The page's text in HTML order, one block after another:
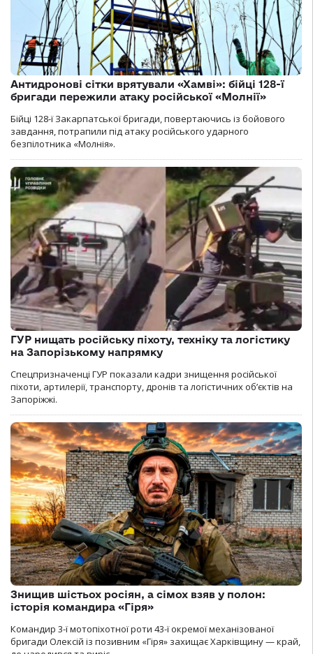
Антидронові сітки врятували «Хамві»: бійці 128-ї
бригади пережили атаку російської «Молнії»
Бійці 128-ї Закарпатської бригади, повертаючись із бойового
завдання, потрапили під атаку російського ударного
безпілотника «Молнія».
ГУР нищать російську піхоту, техніку та логістику
на Запорізькому напрямку
Спецпризначенці ГУР показали кадри знищення російської
піхоти, артилерії, транспорту, дронів та логістичних об’єктів на
Запоріжжі.
Знищив шістьох росіян, а сімох взяв у полон:
історія командира «Гіря»
Командир 3-ї мотопіхотної роти 43-ї окремої механізованої
бригади Олексій із позивним «Гіря» захищає Харківщину — край,